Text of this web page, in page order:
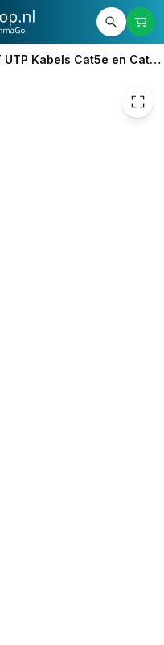
ACT UTP Kabels Cat5e en Cat6a